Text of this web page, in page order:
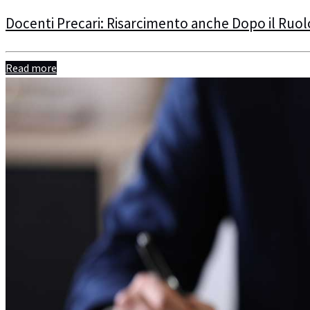
Docenti Precari: Risarcimento anche Dopo il
Read more